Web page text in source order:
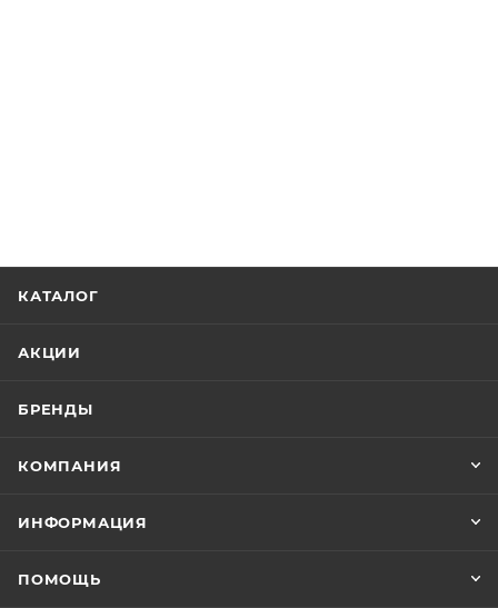
КАТАЛОГ
АКЦИИ
БРЕНДЫ
КОМПАНИЯ
ИНФОРМАЦИЯ
ПОМОЩЬ